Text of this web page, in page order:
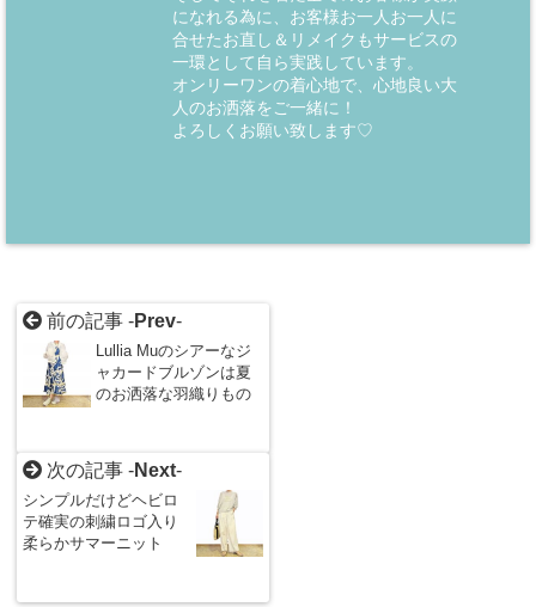
になれる為に、お客様お一人お一人に
合せたお直し＆リメイクもサービスの
一環として自ら実践しています。
オンリーワンの着心地で、心地良い大
人のお洒落をご一緒に！
よろしくお願い致します♡
前の記事 -Prev-
Lullia Muのシアーなジ
ャカードブルゾンは夏
のお洒落な羽織りもの
次の記事 -Next-
シンプルだけどヘビロ
テ確実の刺繍ロゴ入り
柔らかサマーニット